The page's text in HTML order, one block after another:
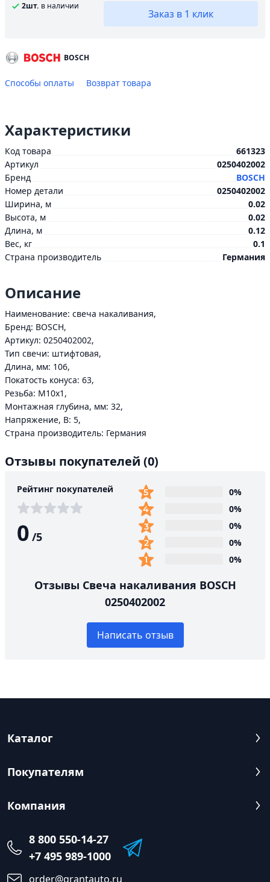
2шт. в наличии
Заказ в 1 клик
BOSCH
Способы оплаты Возврат товара
Характеристики
Код товара
661323
Артикул
0250402002
Бренд
BOSCH
Номер детали
0250402002
Ширина, м
0.02
Высота, м
0.02
Длина, м
0.12
Вес, кг
0.1
Страна производитель
Германия
Описание
Наименование: свеча накаливания,
Бренд: BOSCH,
Артикул: 0250402002,
Тип свечи: штифтовая,
Длина, мм: 106,
Покатость конуса: 63,
Резьба: М10х1,
Монтажная глубина, мм: 32,
Напряжение, В: 5,
Страна производитель: Германия
Отзывы покупателей (0)
Рейтинг покупателей
0 /5
0%
0%
0%
0%
0%
Отзывы Свеча накаливания BOSCH
0250402002
Написать отзыв
Каталог
Покупателям
Компания
8 800 550-14-27
+7 495 989-1000
order@grantauto.ru